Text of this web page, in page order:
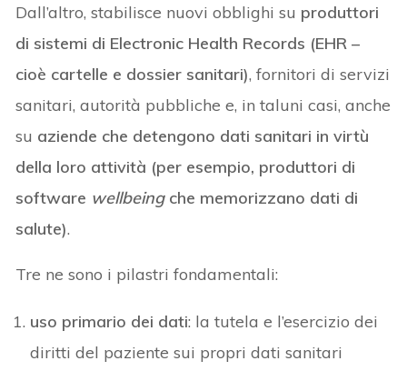
Dall’altro, stabilisce nuovi obblighi su produttori
di sistemi di Electronic Health Records (EHR –
cioè cartelle e dossier sanitari), fornitori di servizi
sanitari, autorità pubbliche e, in taluni casi, anche
su aziende che detengono dati sanitari in virtù
della loro attività (per esempio, produttori di
software wellbeingche memorizzano dati di
salute).
Tre ne sono i pilastri fondamentali:
uso primario dei dati: la tutela e l’esercizio dei
diritti del paziente sui propri dati sanitari